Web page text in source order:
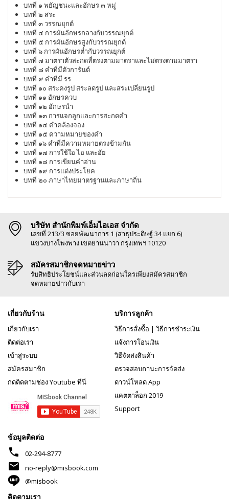
บทที่ ๑ พยัญชนะและอักษร ๓ หมู่
บทที่ ๒ สระ
บทที่ ๓ วรรณยุกต์
บทที่ ๔ การผันอักษรกลางกับวรรณยุกต์
บทที่ ๕ การผันอักษรสูงกับวรรณยุกต์
บทที่ ๖ การผันอักษรต่ำกับวรรณยุกต์
บทที่ ๗ มาตราตัวสะกดที่ตรงตามมาตราและไม่ตรงตามมาตรา
บทที่ ๘ คำที่มีตัวการันต์
บทที่ ๙ คำที่มี รร
บทที่ ๑๐ สระคงรูป สระลดรูป และสระเปลี่ยนรูป
บทที่ ๑๑ อักษรควบ
บทที่ ๑๒ อักษรนำ
บทที่ ๑๓ การแจกลูกและการสะกดคำ
บทที่ ๑๔ คำคล้องจอง
บทที่ ๑๕ ความหมายของคำ
บทที่ ๑๖ คำที่มีความหมายตรงข้ามกัน
บทที่ ๑๗ การใช้ใอ ไอ และอัย
บทที่ ๑๘ การเขียนคำอ่าน
บทที่ ๑๙ การแต่งประโยค
บทที่ ๒๐ ภาษาไทยมาตรฐานและภาษาถิ่น
บริษัท สำนักพิมพ์เอ็มไอเอส จำกัด
เลขที่ 213/3 ซอยพัฒนาการ 1 (สาธุประดิษฐ์ 34 แยก 6)
แขวงบางโพงพาง เขตยานนาวา กรุงเทพฯ 10120
สมัครสมาชิกจดหมายข่าว
รับสิทธิประโยชน์และส่วนลดก่อนใครเพียงสมัครสมาชิก
จดหมายข่าวกับเรา
เกี่ยวกับร้าน
เกี่ยวกับเรา
ติดต่อเรา
เข้าสู่ระบบ
สมัครสมาชิก
กดติดตามช่อง Youtube ที่นี่
บริการลูกค้า
วิธีการสั่งซื้อ | วิธีการชำระเงิน
แจ้งการโอนเงิน
วิธีจัดส่งสินค้า
ตรวจสอบถานะการจัดส่ง
ดาวน์โหลด App
แคตตาล็อก 2019
Support
ข้อมูลติดต่อ
phone 02-294-8777
mail
no-reply@misbook.com
@misbook
ติดตามเรา